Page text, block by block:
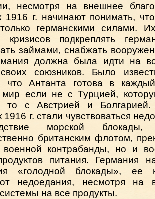
несмотря на внешнее
1916 г. начинают понимать,
германскими силами.
кризисов подкреплять
займами, снабжать
должна была идти на
союзников. Было
что Антанта готова в
мир если не с Турцией,
то с Австрией и
1916 г. стали чувствоваться
морской блокады,
британским флотом,
военной контрабанды, но и
питания. Германия
«голодной блокады», ее
недоедания, несмотря на
на все продукты.